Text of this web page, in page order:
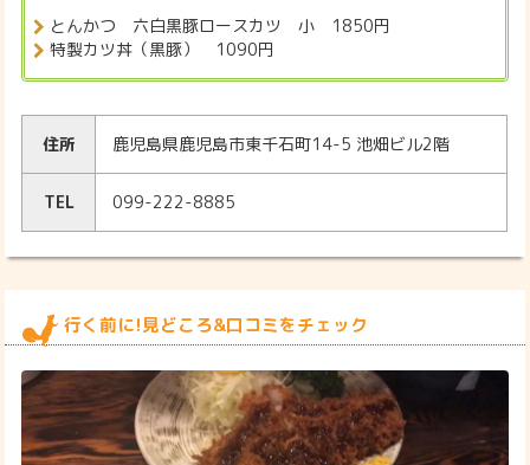
とんかつ 六白黒豚ロースカツ 小 1850円
特製カツ丼（黒豚） 1090円
住所 鹿児島県鹿児島市東千石町14-5 池畑ビル2階
TEL 099-222-8885
行く前に!見どころ&口コミをチェック